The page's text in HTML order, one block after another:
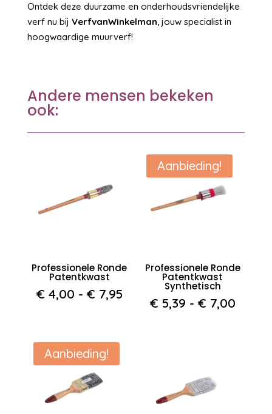
Ontdek deze duurzame en onderhoudsvriendelijke
verf nu bij VerfvanWinkelman, jouw specialist in
hoogwaardige muurverf!
Andere mensen bekeken
ook:
Professionele Ronde
Patentkwast
€ 4,00 - € 7,95Prijsklasse:
€ 4,00
Aanbieding!
Professionele Ronde
Patentkwast
Synthetisch
€ 5,39 - € 7,00
Aanbieding!